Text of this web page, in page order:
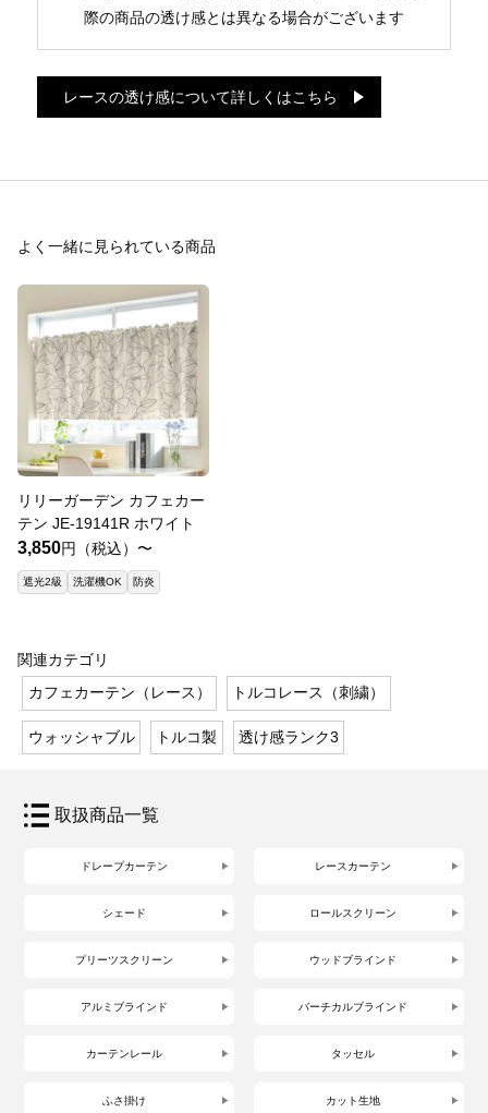
際の商品の透け感とは異なる場合がございます
レースの透け感について詳しくはこちら
よく一緒に見られている商品
リリーガーデン カフェカー
テン JE-19141R ホワイト
3,850円（税込）〜
遮光2級 洗濯機OK 防炎
関連カテゴリ
カフェカーテン（レース）
トルコレース（刺繍）
ウォッシャブル トルコ製 透け感ランク3
取扱商品一覧
ドレープカーテン レースカーテン
シェード ロールスクリーン
プリーツスクリーン ウッドブラインド
アルミブラインド バーチカルブラインド
カーテンレール タッセル
ふさ掛け カット生地